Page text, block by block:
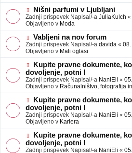
e
e
o
b
j
a
v
e
N
o
v
e
o
b
j
a
v
e
Nišni parfumi v Ljubljani
Zadnji prispevek Napisal/-a JuliaKulch «
Objavljeno v Moda
N
o
v
e
o
b
j
a
v
e
Vabljeni na nov forum
Zadnji prispevek Napisal/-a davida « 08.
Objavljeno v Mali oglasi
N
o
v
e
o
b
a
v
e
Kupite pravne dokumente,
dovoljenje, potni l
Zadnji prispevek Napisal/-a NaniEli «
Objavljeno v Računalništvo, fotografija
N
o
v
e
o
b
a
Kupite pravne dokumente,
dovoljenje, potni l
Zadnji prispevek Napisal/-a NaniEli «
Objavljeno v Kariera
N
o
v
Kupite pravne dokumente,
dovoljenje, potni l
Zadnji prispevek Napisal/-a NaniEli «